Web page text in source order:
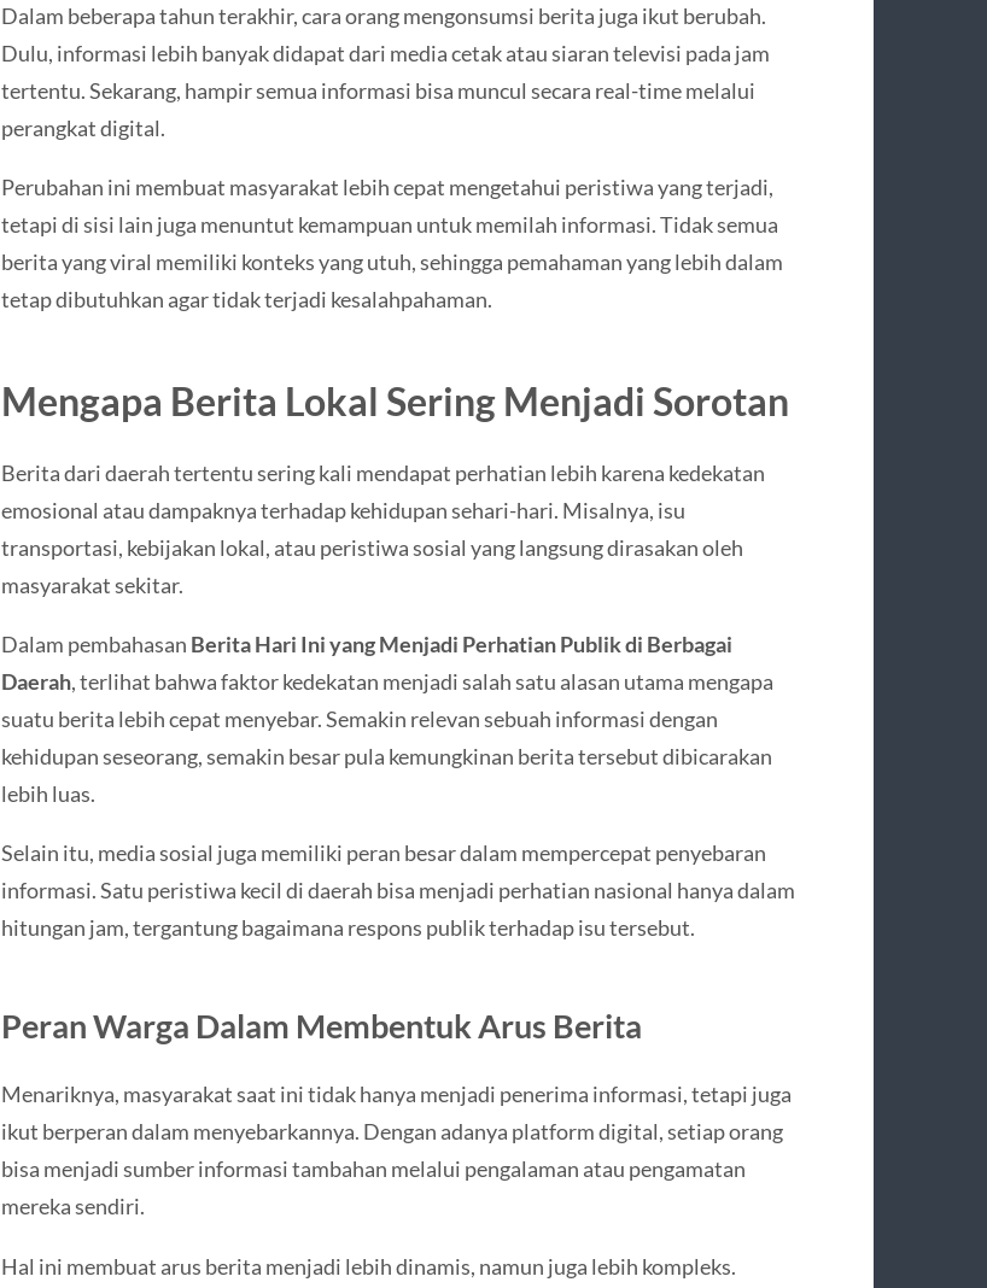
Dalam beberapa tahun terakhir, cara orang mengonsumsi berita juga ikut berubah.
Dulu, informasi lebih banyak didapat dari media cetak atau siaran televisi pada jam
tertentu. Sekarang, hampir semua informasi bisa muncul secara real-time melalui
perangkat digital.
Perubahan ini membuat masyarakat lebih cepat mengetahui peristiwa yang terjadi,
tetapi di sisi lain juga menuntut kemampuan untuk memilah informasi. Tidak semua
berita yang viral memiliki konteks yang utuh, sehingga pemahaman yang lebih dalam
tetap dibutuhkan agar tidak terjadi kesalahpahaman.
Mengapa Berita Lokal Sering Menjadi Sorotan
Berita dari daerah tertentu sering kali mendapat perhatian lebih karena kedekatan
emosional atau dampaknya terhadap kehidupan sehari-hari. Misalnya, isu
transportasi, kebijakan lokal, atau peristiwa sosial yang langsung dirasakan oleh
masyarakat sekitar.
Dalam pembahasan Berita Hari Ini yang Menjadi Perhatian Publik di Berbagai
Daerah, terlihat bahwa faktor kedekatan menjadi salah satu alasan utama mengapa
suatu berita lebih cepat menyebar. Semakin relevan sebuah informasi dengan
kehidupan seseorang, semakin besar pula kemungkinan berita tersebut dibicarakan
lebih luas.
Selain itu, media sosial juga memiliki peran besar dalam mempercepat penyebaran
informasi. Satu peristiwa kecil di daerah bisa menjadi perhatian nasional hanya dalam
hitungan jam, tergantung bagaimana respons publik terhadap isu tersebut.
Peran Warga Dalam Membentuk Arus Berita
Menariknya, masyarakat saat ini tidak hanya menjadi penerima informasi, tetapi juga
ikut berperan dalam menyebarkannya. Dengan adanya platform digital, setiap orang
bisa menjadi sumber informasi tambahan melalui pengalaman atau pengamatan
mereka sendiri.
Hal ini membuat arus berita menjadi lebih dinamis, namun juga lebih kompleks.